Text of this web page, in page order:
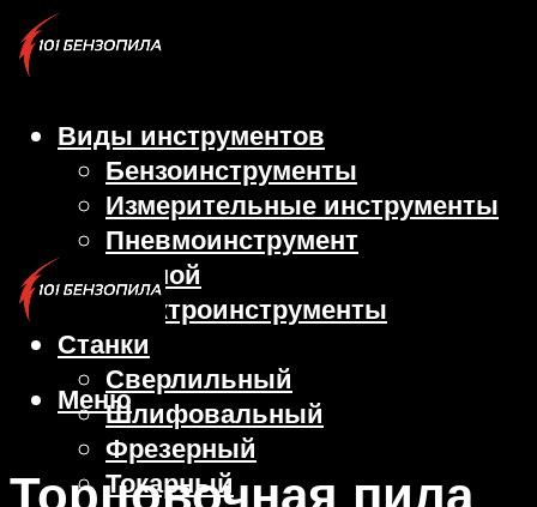
Виды инструментов
Бензоинструменты
Измерительные инструменты
Пневмоинструмент
Ручной
Электроинструменты
Станки
Сверлильный
Шлифовальный
Фрезерный
Токарный
Меню
Торцовочная пила